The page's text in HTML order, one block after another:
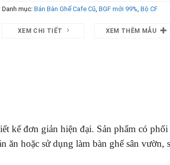
Danh mục: Bán Bàn Ghế Cafe Cũ BGF mới 99% Bộ CF
XEM CHI TIẾT XEM THÊM MẪU
kế đơn giản hiện đại. Sản phẩm có phối
ăn hoặc sử dụng làm bàn ghế sân vườn,